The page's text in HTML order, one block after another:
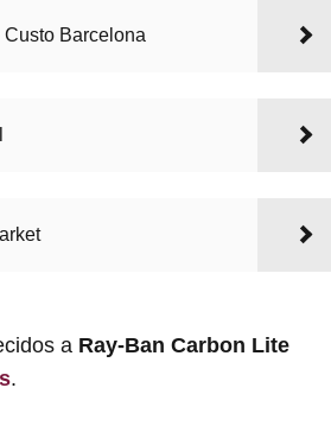
Barcelona
a Ray-Ban Carbon Lite
.